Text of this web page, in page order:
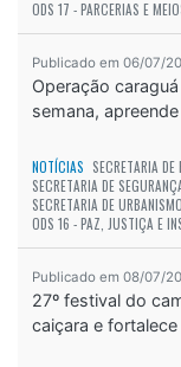
ODS 17 - PARCERIAS E
Publicado em 06/07/
Operação
semana,
NOTÍCIAS SECRETARIA DE
SECRETARIA DE
SECRETARIA DE URBANISMO
ODS 16 - PAZ, JUSTIÇA E
Publicado em 08/07/
27º festival do
caiçara e